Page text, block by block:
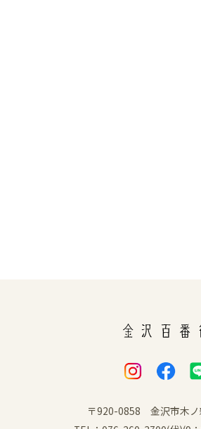
〒920-0858 金沢市木ノ